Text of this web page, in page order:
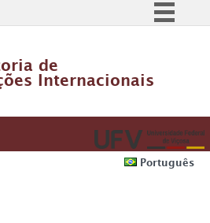
Participe
Acesso à informação
Legislação
de
Internacionais
Português